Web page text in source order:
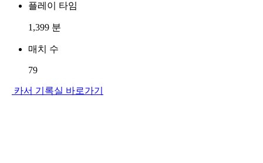
플레이 타임
1,399 분
매치 수
79
카서 기록실 바로가기